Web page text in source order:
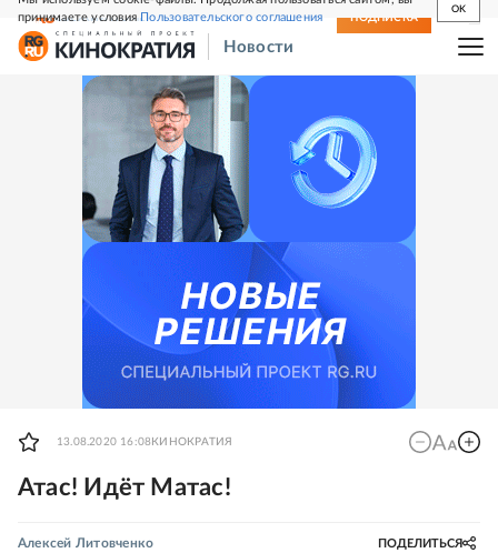
принимаете условияПользовательского соглашения
OK
СВЕЖИЙ НОМЕР ПОДПИСКА
Новости
13.08.2020 16:08 КИНОКРАТИЯ
Атас! Идёт Матас!
Алексей Литовченко ПОДЕЛИТЬСЯ